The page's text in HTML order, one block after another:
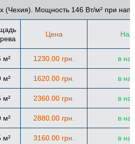
(Чехия). Мощность 146 Вт/м² при
Цена
м² 1230.00 грн. в
м² 1620.00 грн. в
м² 2360.00 грн. в
м² 2880.00 грн. в
м² 3160.00 грн. в